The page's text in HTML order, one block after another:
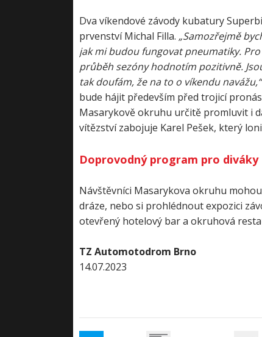
Dva víkendové závody kubatury
prvenství Michal Filla. „Samozřejmě
jak mi budou fungovat pneumatiky.
průběh sezóny hodnotím pozitivně.
tak doufám, že na to o víkendu navážu,“
bude hájit především před trojicí
Masarykově okruhu určitě promluvit i
vítězství zabojuje Karel Pešek, který
Doprovodný program pro diváky
Návštěvníci Masarykova okruhu
dráze, nebo si prohlédnout expozici
otevřený hotelový bar a okruhová
TZ Automotodrom Brno
14.07.2023